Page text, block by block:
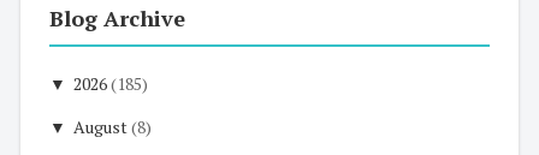
Blog Archive
▼ 2026(185)
▼ August(8)